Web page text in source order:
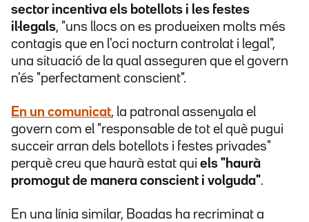
sector incentiva els botellots i les festes
il·legals, "uns llocs on es produeixen molts més
contagis que en l'oci nocturn controlat i legal",
una situació de la qual asseguren que el govern
n'és "perfectament conscient".
En un comunicat, la patronal assenyala el
govern com el "responsable de tot el què pugui
succeir arran dels botellots i festes privades"
perquè creu que haurà estat qui els "haurà
promogut de manera conscient i volguda".
En una línia similar, Boadas ha recriminat a